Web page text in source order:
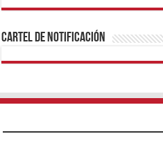
1xbetBetturkeyBetistKralbet
https://mvbcasino.com/
Cartel de Notificación